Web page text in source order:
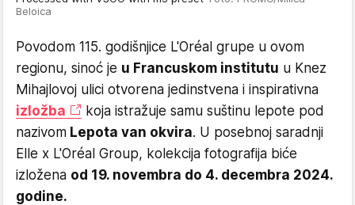
Beloica
Povodom 115. godišnjice L'Oréal grupe u ovom
regionu, sinoć je u Francuskom institutu u Knez
Mihajlovoj ulici otvorena jedinstvena i inspirativna
izložba
koja istražuje samu suštinu lepote pod
nazivom Lepota van okvira. U posebnoj saradnji
Elle x L'Oréal Group, kolekcija fotografija biće
izložena od 19. novembra do 4. decembra 2024.
godine.